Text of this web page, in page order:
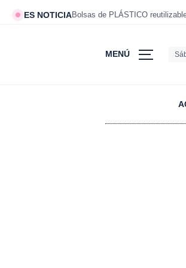
ES NOTICIABolsas de PLÁSTICO
MENÚ